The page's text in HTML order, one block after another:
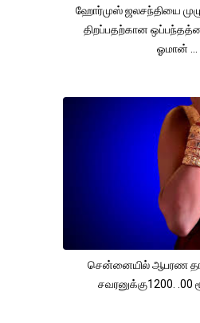
ஹோர்முஸ் ஜலசந்தியை
திறப்பதற்கான
ஓமான் ...
சென்னையில் ஆபரண
சவரனுக்கு1200. .00